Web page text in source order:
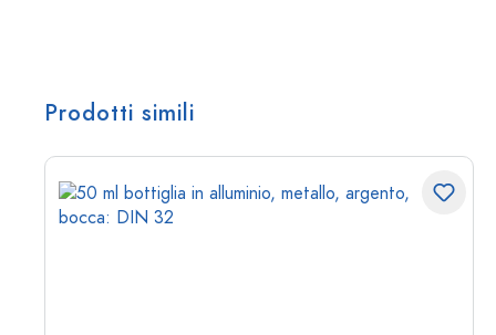
Prodotti simili